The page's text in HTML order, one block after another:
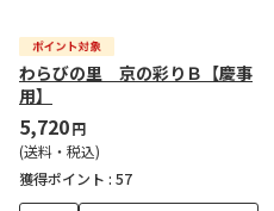
わらびの里 京の彩りＢ【慶事
用】
5,720円
(送料・税込)
獲得ポイント : 57